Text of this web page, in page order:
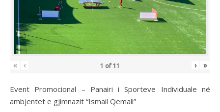
« ‹ 1 of 11 › »
Event Promocional – Panairi i Sporteve Individuale në
ambjentet e gjimnazit “Ismail Qemali”